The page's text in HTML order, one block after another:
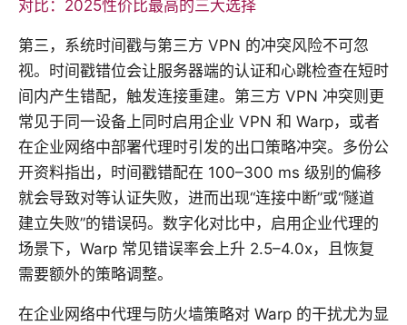
对比：2025性价比最高的三大选择
第三，系统时间戳与第三方 VPN 的冲突风险不可忽
视。时间戳错位会让服务器端的认证和心跳检查在短时
间内产生错配，触发连接重建。第三方 VPN 冲突则更
常见于同一设备上同时启用企业 VPN 和 Warp，或者
在企业网络中部署代理时引发的出口策略冲突。多份公
开资料指出，时间戳错配在 100–300 ms 级别的偏移
就会导致对等认证失败，进而出现“连接中断”或“隧道
建立失败”的错误码。数字化对比中，启用企业代理的
场景下，Warp 常见错误率会上升 2.5–4.0x，且恢复
需要额外的策略调整。
在企业网络中代理与防火墙策略对 Warp 的干扰尤为显